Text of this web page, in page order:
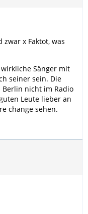
x Faktot, was
Sänger mit
seiner sein. Die
Berlin nicht im Radio
Leute lieber an
change sehen.